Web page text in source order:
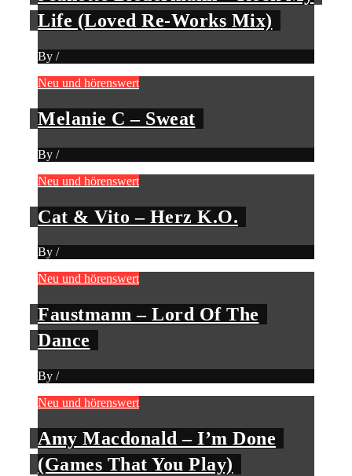
Life (Loved Re-Works Mix)
By /
Neu und hörenswert
Melanie C – Sweat
By /
Neu und hörenswert
Cat & Vito – Herz K.O.
By /
Neu und hörenswert
Faustmann – Lord Of The
Dance
By /
Neu und hörenswert
Amy Macdonald – I’m Done
(Games That You Play)